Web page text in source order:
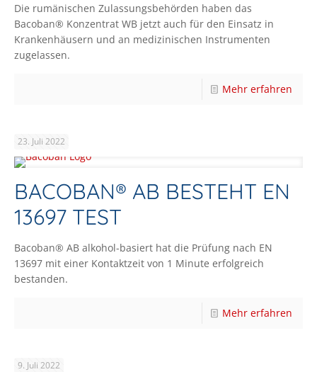
Die rumänischen Zulassungsbehörden haben das
Bacoban® Konzentrat WB jetzt auch für den Einsatz in
Krankenhäusern und an medizinischen Instrumenten
zugelassen.
Mehr erfahren
23. Juli 2022
BACOBAN® AB BESTEHT EN
13697 TEST
Bacoban® AB alkohol-basiert hat die Prüfung nach EN
13697 mit einer Kontaktzeit von 1 Minute erfolgreich
bestanden.
Mehr erfahren
9. Juli 2022